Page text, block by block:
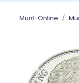
Munt-Online